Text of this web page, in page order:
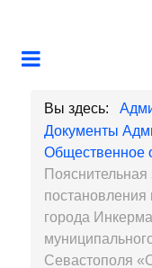
Вы здесь:
Документы
Общественное
Пояснительная
города
Севастополя